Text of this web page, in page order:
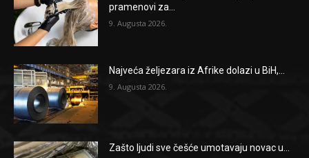
pramenovi za...
9. Augusta 2026.
Najveća željezara iz Afrike dolazi u BiH,...
9. Augusta 2026.
Zašto ljudi sve češće umotavaju novac u...